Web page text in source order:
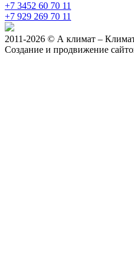
+7 3452 60 70 11
+7 929 269 70 11
2011-2026 © А климат –
Создание и продвижение